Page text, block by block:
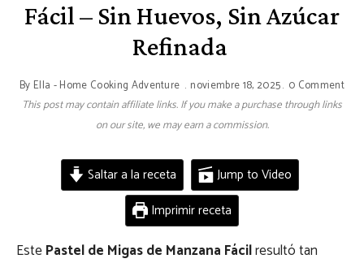
Fácil – Sin Huevos, Sin Azúcar
Refinada
By Ella - Home Cooking Adventure noviembre 18, 2025 0 Comment
This post may contain affiliate links. If you make a purchase through links
on our site, we may earn a commission.
Saltar a la receta
Jump to Video
Imprimir receta
EstePastel de Migas de Manzana Fácilresultó tan